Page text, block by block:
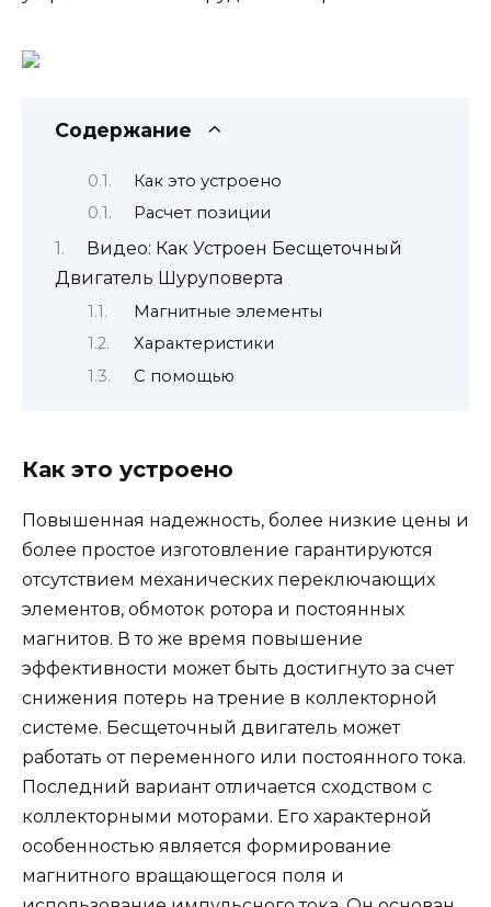
Содержание
Как это устроено
Расчет позиции
Видео: Как Устроен Бесщеточный
Двигатель Шуруповерта
Магнитные элементы
Характеристики
С помощью
Как это устроено
Повышенная надежность, более низкие цены и
более простое изготовление гарантируются
отсутствием механических переключающих
элементов, обмоток ротора и постоянных
магнитов. В то же время повышение
эффективности может быть достигнуто за счет
снижения потерь на трение в коллекторной
системе. Бесщеточный двигатель может
работать от переменного или постоянного тока.
Последний вариант отличается сходством с
коллекторными моторами. Его характерной
особенностью является формирование
магнитного вращающегося поля и